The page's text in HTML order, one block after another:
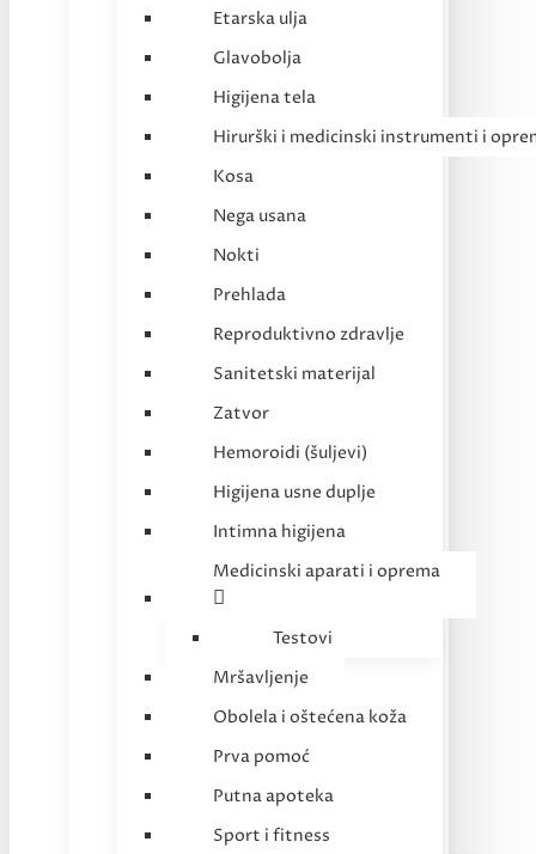
Etarska ulja
Glavobolja
Higijena tela
Hirurški i medicinski instrumenti i
Kosa
Nega usana
Nokti
Prehlada
Reproduktivno zdravlje
Sanitetski materijal
Zatvor
Hemoroidi (šuljevi)
Higijena usne duplje
Intimna higijena
Medicinski aparati i oprema
Testovi
Mršavljenje
Obolela i oštećena koža
Prva pomoć
Putna apoteka
Sport i fitness